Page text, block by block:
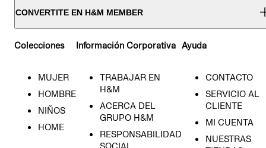
CONVERTITE EN H&M MEMBER
Colecciones
MUJER
HOMBRE
NIÑOS
HOME
Información Corporativa
TRABAJAR EN
H&M
ACERCA DEL
GRUPO H&M
RESPONSABILIDAD
Ayuda
CONTACTO
SERVICIO AL
CLIENTE
MI CUENTA
NUESTRAS